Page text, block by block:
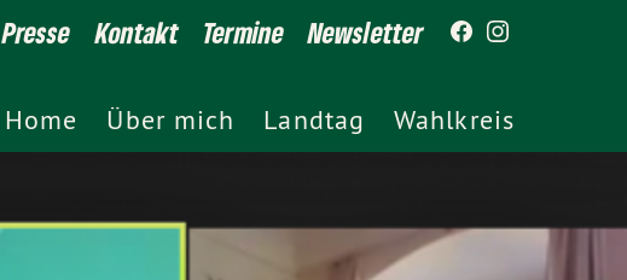
Presse Kontakt Termine Newsletter
Home Über mich Landtag Wahlkreis